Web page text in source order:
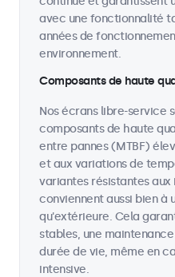
avec une fonctionnalité
années de
environnement.
Composants de haute
Nos écrans libre-service
composants de haute
entre pannes (MTBF)
et aux variations de
variantes résistantes aux
conviennent aussi bien à
qu'extérieure. Cela
stables, une
durée de vie, même en
intensive.